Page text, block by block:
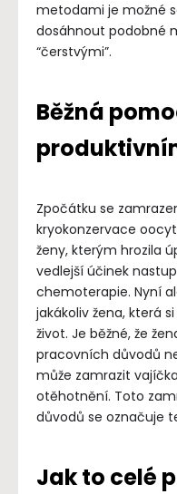
metodami je možné
dosáhnout podobné
“čerstvými”.
Běžná
Zpočátku se
kryokonzervace
ženy, kterým hrozila
vedlejší účinek
chemoterapie. Nyní
jakákoliv žena, která
život. Je běžné, že
pracovních důvodů
může zamrazit
otěhotnění. Toto
důvodů se označuje
Jak to celé